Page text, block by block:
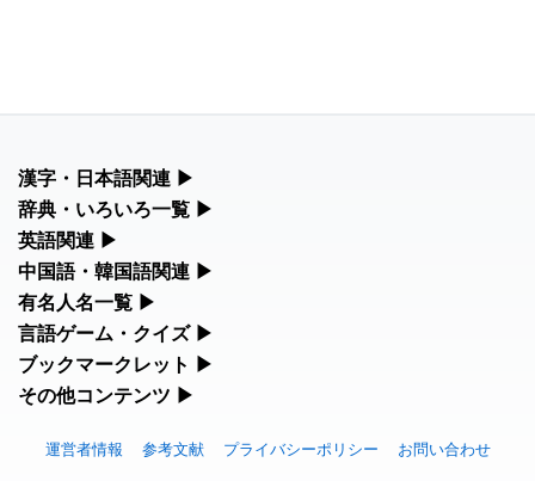
漢字・日本語関連 ▶
漢字の読み方検索、手書き入力、書き順練習など、日本語学習に
人名漢字辞典 - 読み方検索
漢字の書き方・書き順 書き取り練習帳
辞典・いろいろ一覧 ▶
部首・画数別の漢字一覧、熟語辞典、地名・駅名検索など、各種
リファレンスツールです。
英語関連 ▶
カタカナ語・略語の意味検索、発音記号、リスニング練習など英
カタカナ語の意味・発音・類語辞典
中国語・韓国語関連 ▶
中国語のピンイン変換、韓国語の手書き入力など、アジア言語学
手書き中国語入力 変換ツール
ピンイン一覧表
有名人名一覧 ▶
海外セレブやスポーツ選手の名前の読み方・発音を確認できま
海外有名人の苗字・名前一覧と発音 🔊
言語ゲーム・クイズ ▶
四字熟語パズルや漢字クイズなど、楽しみながら学べるゲームで
漢字ゲーム一覧
ブックマークレット ▶
ブラウザに登録して、どのサイトからでも漢字や英語を検索でき
その他コンテンツ ▶
す。
運営者情報 参考文献 プライバシーポリシー お問い合わせ